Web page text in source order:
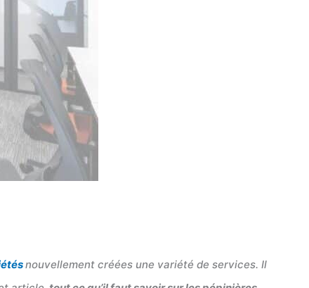
nouvellement créées une variété de services. Il